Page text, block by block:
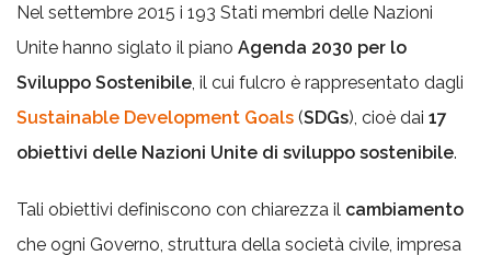
Nel settembre 2015 i 193 Stati membri delle Nazioni
Unite hanno siglato il piano Agenda 2030 per lo
Sviluppo Sostenibile, il cui fulcro è rappresentato dagli
Sustainable Development Goals (SDGs), cioè dai 17
obiettivi delle Nazioni Unite di sviluppo sostenibile.
Tali obiettivi definiscono con chiarezza il cambiamento
che ogni Governo, struttura della società civile, impresa